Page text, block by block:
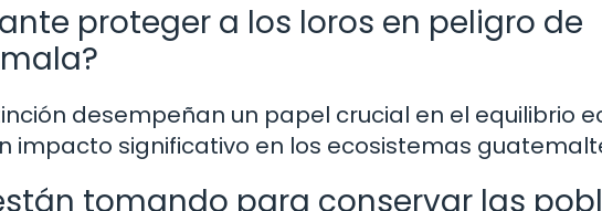
proteger a los loros en peligro de
desempeñan un papel crucial en el equilibrio
impacto significativo en los ecosistemas
tomando para conservar las